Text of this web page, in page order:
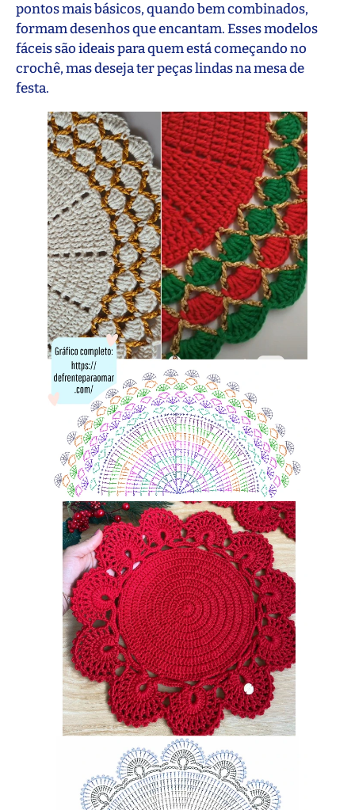
pontos mais básicos, quando bem combinados,
formam desenhos que encantam. Esses modelos
fáceis são ideais para quem está começando no
crochê, mas deseja ter peças lindas na mesa de
festa.